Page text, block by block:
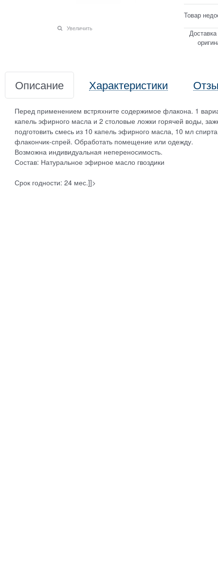
Увеличить
Товар
Описание Характеристики
Перед применением встряхните содержимое флакона. 1
капель эфирного масла и 2 столовые ложки горячей воды,
подготовить смесь из 10 капель эфирного масла, 10 мл
флакончик-спрей. Обработать помещение или одежду.
Возможна индивидуальная непереносимость.
Состав: Натуральное эфирное масло гвоздики
Срок годности: 24 мес.]]>